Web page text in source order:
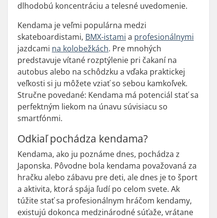
dlhodobú koncentráciu a telesné uvedomenie.
Kendama je veľmi populárna medzi
skateboardistami, BMX-istami a profesionálnymi
jazdcami na kolobežkách. Pre mnohých
predstavuje vítané rozptýlenie pri čakaní na
autobus alebo na schôdzku a vďaka praktickej
veľkosti si ju môžete vziať so sebou kamkoľvek.
Stručne povedané: Kendama má potenciál stať sa
perfektným liekom na únavu súvisiacu so
smartfónmi.
Odkiaľ pochádza kendama?
Kendama, ako ju poznáme dnes, pochádza z
Japonska. Pôvodne bola kendama považovaná za
hračku alebo zábavu pre deti, ale dnes je to šport
a aktivita, ktorá spája ľudí po celom svete. Ak
túžite stať sa profesionálnym hráčom kendamy,
existujú dokonca medzinárodné súťaže, vrátane